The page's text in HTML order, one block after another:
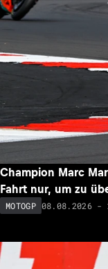
Champion Marc
Fahrt nur, um zu
MOTOGP 08.08.2026 -